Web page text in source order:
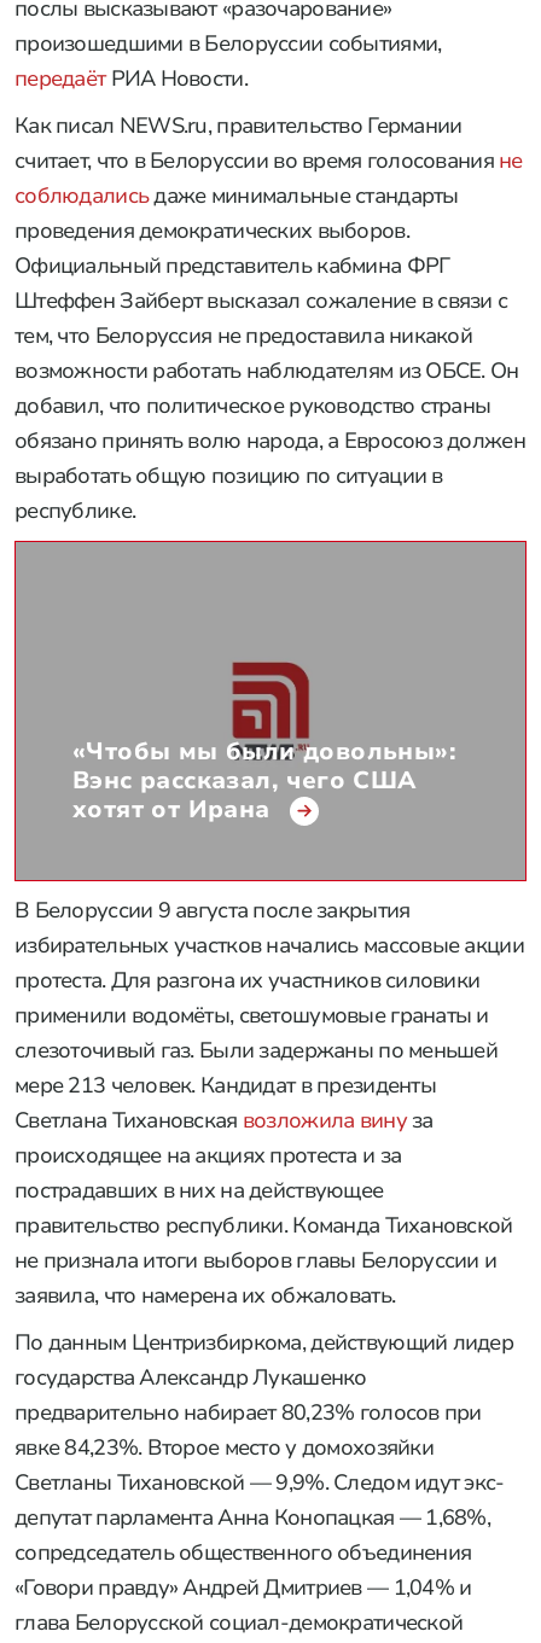
послы высказывают «разочарование»
произошедшими в Белоруссии событиями,
передаётРИА Новости.
Как писал NEWS.ru, правительство Германии
считает, что в Белоруссии во время голосования не
соблюдалисьдаже минимальные стандарты
проведения демократических выборов.
Официальный представитель кабмина ФРГ
Штеффен Зайберт высказал сожаление в связи с
тем, что Белоруссия не предоставила никакой
возможности работать наблюдателям из ОБСЕ. Он
добавил, что политическое руководство страны
обязано принять волю народа, а Евросоюз должен
выработать общую позицию по ситуации в
республике.
«Чтобы мы были довольны»:
Вэнс рассказал, чего США
хотят от Ирана
В Белоруссии 9 августа после закрытия
избирательных участков начались массовые акции
протеста. Для разгона их участников силовики
применили водомёты, светошумовые гранаты и
слезоточивый газ. Были задержаны по меньшей
мере 213 человек. Кандидат в президенты
Светлана Тихановская возложила винуза
происходящее на акциях протеста и за
пострадавших в них на действующее
правительство республики. Команда Тихановской
не признала итоги выборов главы Белоруссии и
заявила, что намерена их обжаловать.
По данным Центризбиркома, действующий лидер
государства Александр Лукашенко
предварительно набирает 80,23% голосов при
явке 84,23%. Второе место у домохозяйки
Светланы Тихановской — 9,9%. Следом идут экс-
депутат парламента Анна Конопацкая — 1,68%,
сопредседатель общественного объединения
«Говори правду» Андрей Дмитриев — 1,04% и
глава Белорусской социал-демократической